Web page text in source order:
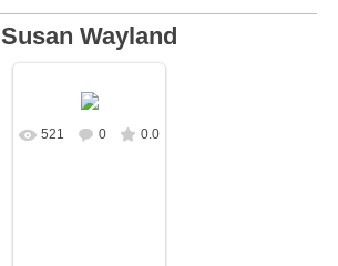
Susan Wayland
В реальном
521 0 0.0